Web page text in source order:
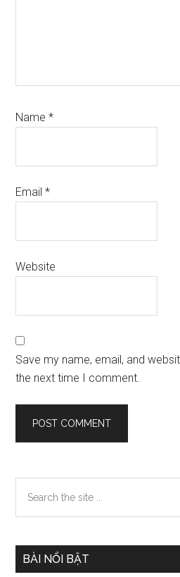
Name*
Email*
Website
Save my name, email, and
the next time I comment.
Primary
Sidebar
the
BÀI NỔI BẬT